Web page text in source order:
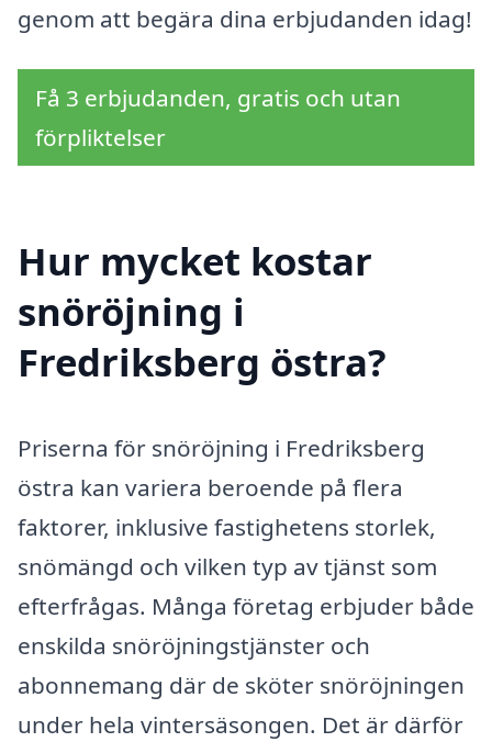
genom att begära dina erbjudanden idag!
Få 3 erbjudanden, gratis och utan
förpliktelser
Hur mycket kostar
snöröjning i
Fredriksberg östra?
Priserna för snöröjning i Fredriksberg
östra kan variera beroende på flera
faktorer, inklusive fastighetens storlek,
snömängd och vilken typ av tjänst som
efterfrågas. Många företag erbjuder både
enskilda snöröjningstjänster och
abonnemang där de sköter snöröjningen
under hela vintersäsongen. Det är därför